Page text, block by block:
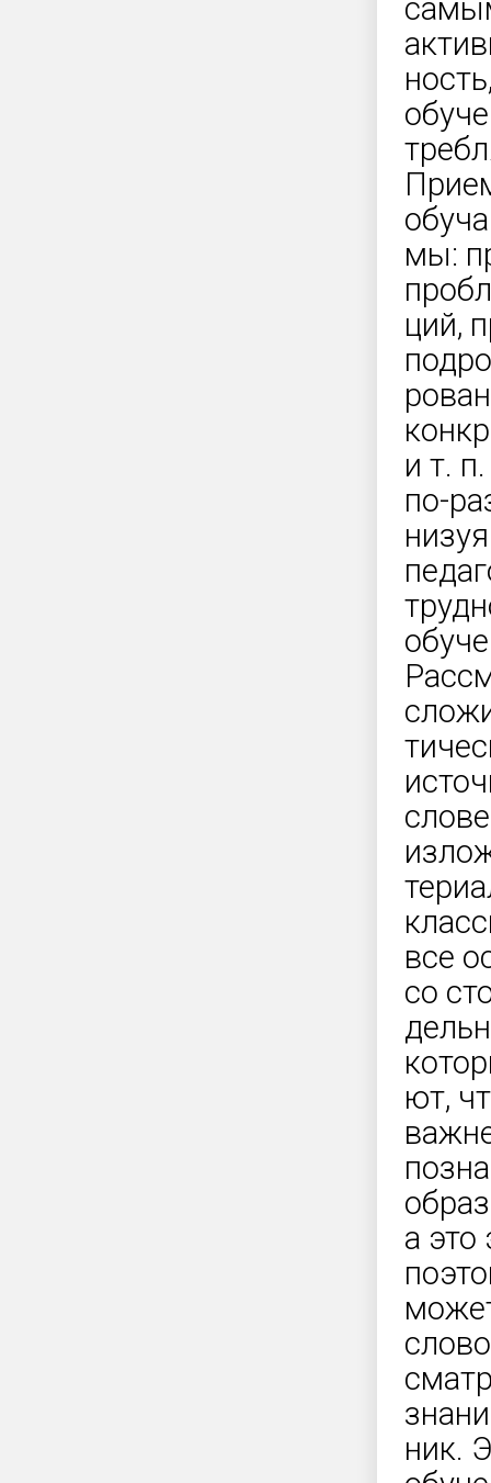
мы:
ций,
и т.
по-
все
со
ют,
а это
ник.